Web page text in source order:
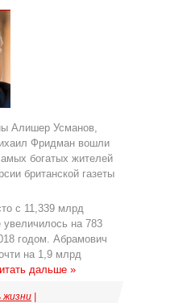
Алишер Усманов,
Фридман вошли
богатых жителей
британской газеты
с 11,339 млрд
увеличилось на 783
годом. Абрамович
на 1,9 млрд
дальше »
жизни |